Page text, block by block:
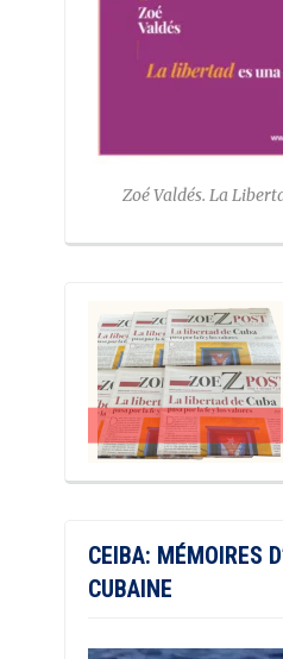
Zoé Valdés. La
CEIBA: MÉMOIRES
CUBAINE